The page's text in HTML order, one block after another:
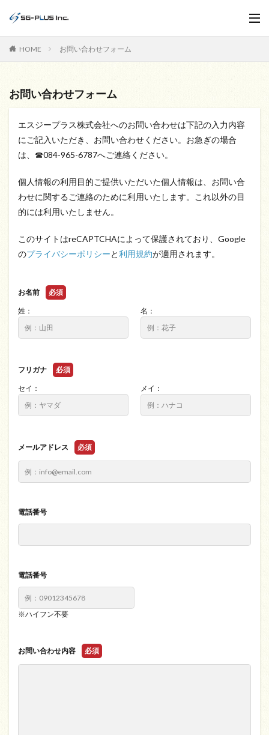
HOME お問い合わせフォーム
お問い合わせフォーム
エスジープラス株式会社へのお問い合わせは下記の入力内容
にご記入いただき、お問い合わせください。お急ぎの場合
は、☎084-965-6787へご連絡ください。
個人情報の利用目的ご提供いただいた個人情報は、お問い合
わせに関するご連絡のために利用いたします。これ以外の目
的には利用いたしません。
このサイトはreCAPTCHAによって保護されており、Google
のプライバシーポリシーと利用規約が適用されます。
お名前 必須
姓： 名：
フリガナ 必須
セイ： メイ：
メールアドレス 必須
電話番号
電話番号
※ハイフン不要
お問い合わせ内容 必須